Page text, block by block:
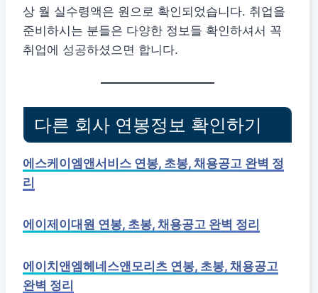
상 월 실수령액은 원으로 확인되었습니다. 취업을
준비하시는 분들은 다양한 정보들 확인하셔서 꼭
취업에 성공하셨으면 합니다.
다른 회사 연봉정보 확인하기
에스케이엠앤서비스 연봉, 초봉, 채용공고 완벽 정
리
에이제이대원 연봉, 초봉, 채용공고 완벽 정리
에이치앤엠헤네스앤모리츠 연봉, 초봉, 채용공고
완벽 정리